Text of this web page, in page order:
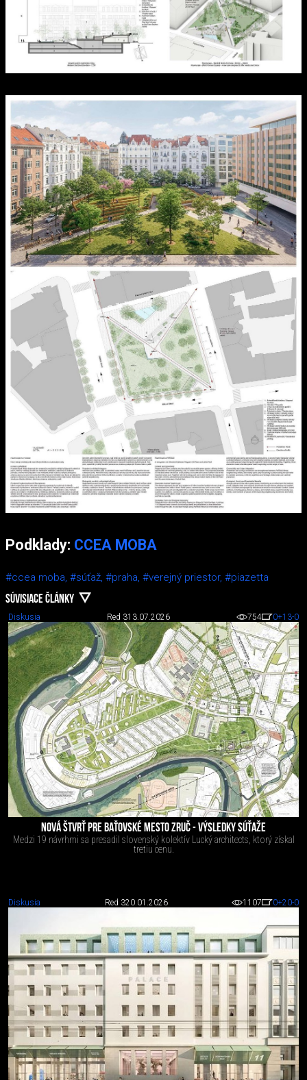
Podklady: CCEA MOBA
#ccea moba, #súťaž, #praha, #verejný priestor, #piazetta
SÚVISIACE ČLÁNKY
Diskusia Red 313.07.2026 754 0+13-0
NOVÁ ŠTVRŤ PRE BAŤOVSKÉ MESTO ZRUČ - VÝSLEDKY SÚŤAŽE
Medzi 19 návrhmi sa presadil slovenský kolektív Lucký architects, ktorý získal
tretiu cenu.
Diskusia Red 320.01.2026 1107 0+20-0